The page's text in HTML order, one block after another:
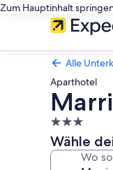
Zum Hauptinhalt
Alle
Aparthotel
3.0-
Sterne-
Unterkunft
Wähle
Wo